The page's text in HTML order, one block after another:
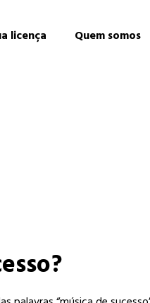
licença Quem somos